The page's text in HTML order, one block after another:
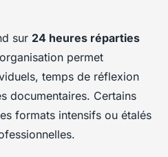
sur 24 heures réparties
permet
temps de réflexion
documentaires. Certains
formats intensifs ou étalés